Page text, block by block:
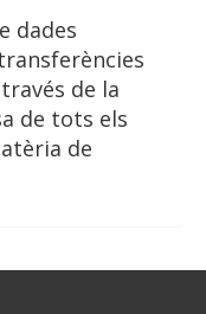
dades
de la
de tots els
de